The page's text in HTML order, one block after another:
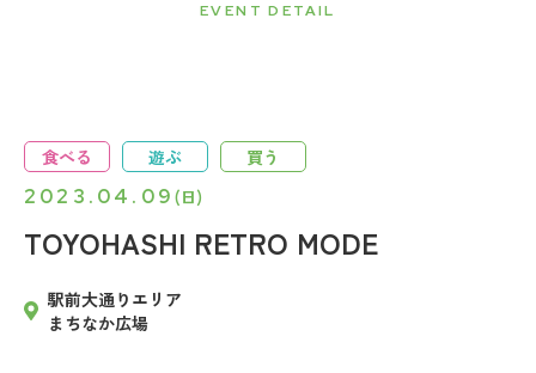
EVENT DETAIL
TOYOHASHI RETRO MODE
2023.04.09 (日)
食べる 遊ぶ 買う
駅前大通りエリア
まちなか広場